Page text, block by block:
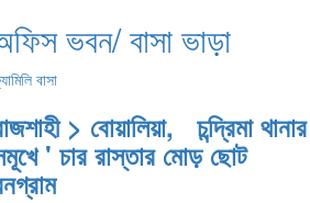
ভবন/ বাসা ভাড়া
বাসা
> বোয়ালিয়া, চন্দ্রিমা থানার
' চার রাস্তার মোড় ছোট